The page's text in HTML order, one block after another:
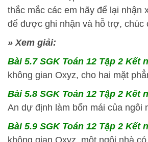
thắc mắc các em hãy để lại nhận
để được ghi nhận và hỗ trợ, chúc
» Xem giải:
Bài 5.7 SGKToán 12 Tập 2 Kết
không gian Oxyz, cho hai mặt
Bài 5.8 SGKToán 12 Tập 2 Kết
An dự định làm bốn mái của ngôi
Bài 5.9 SGKToán 12 Tập 2 Kết